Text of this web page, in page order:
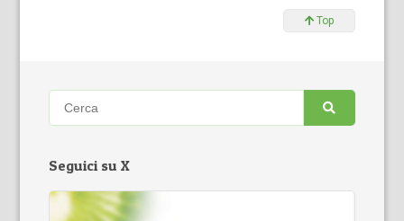
Top
Seguici su X